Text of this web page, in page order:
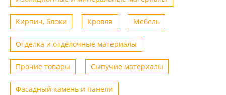
Кирпич, блоки Кровля Мебель
Отделка и отделочные материалы
Прочие товары Сыпучие материалы
Фасадный камень и панели